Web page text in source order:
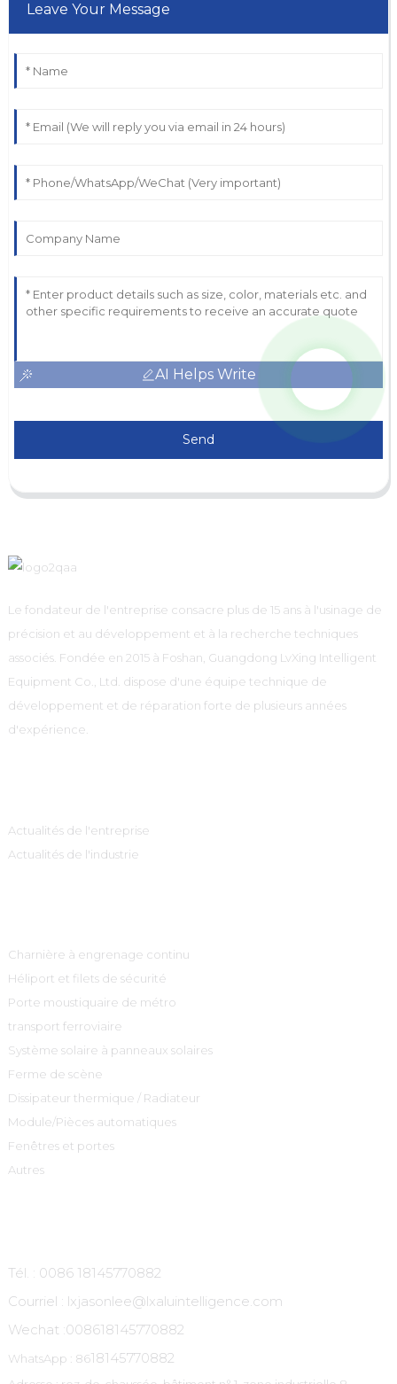
Leave Your Message
AI Helps Write
Send
Le fondateur de l'entreprise consacre plus de 15 ans à l'usinage de
précision et au développement et à la recherche techniques
associés. Fondée en 2015 à Foshan, Guangdong LvXing Intelligent
Equipment Co., Ltd. dispose d'une équipe technique de
développement et de réparation forte de plusieurs années
d'expérience.
Actualités de l'entreprise
Actualités de l'industrie
Charnière à engrenage continu
Héliport et filets de sécurité
Porte moustiquaire de métro
transport ferroviaire
Système solaire à panneaux solaires
Ferme de scène
Dissipateur thermique / Radiateur
Module/Pièces automatiques
Fenêtres et portes
Autres
Tél. : 0086 18145770882
Courriel : lxjasonlee@lxaluintelligence.com
Wechat :008618145770882
WhatsApp : 8618145770882